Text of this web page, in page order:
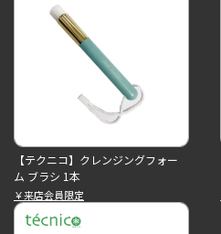
【テクニコ】クレンジングフォー
ム ブラシ 1本
￥来店会員限定